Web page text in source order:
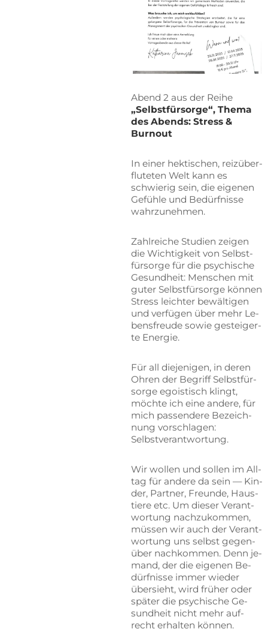
Abend 2 aus der Rei­he
„Selbst­für­sor­ge“, The­ma
des Abends: Stress &
Burnout
In ei­ner hek­ti­schen, reiz­über­
flu­te­ten Welt kann es
schwie­rig sein, die ei­ge­nen
Ge­füh­le und Be­dürf­nis­se
wahrzunehmen.
Zahl­rei­che Stu­di­en zei­gen
die Wich­tig­keit von Selbst­
für­sor­ge für die psy­chi­sche
Ge­sund­heit: Men­schen mit
gu­ter Selbst­für­sor­ge kön­nen
Stress leich­ter be­wäl­ti­gen
und ver­fü­gen über mehr Le­
bens­freu­de so­wie ge­stei­ger­
te Energie.
Für all die­je­ni­gen, in de­ren
Oh­ren der Be­griff Selbst­für­
sor­ge ego­is­tisch klingt,
möch­te ich eine an­de­re, für
mich pas­sen­de­re Be­zeich­
nung vor­schla­gen:
Selbstverantwortung.
Wir wol­len und sol­len im All­
tag für an­de­re da sein — Kin­
der, Part­ner, Freun­de, Haus­
tie­re etc. Um die­ser Ver­ant­
wor­tung nach­zu­kom­men,
müs­sen wir auch der Ver­ant­
wor­tung uns selbst ge­gen­
über nach­kom­men. Denn je­
mand, der die ei­ge­nen Be­
dürf­nis­se im­mer wie­der
über­sieht, wird frü­her oder
spä­ter die psy­chi­sche Ge­
sund­heit nicht mehr auf­
recht er­hal­ten können.